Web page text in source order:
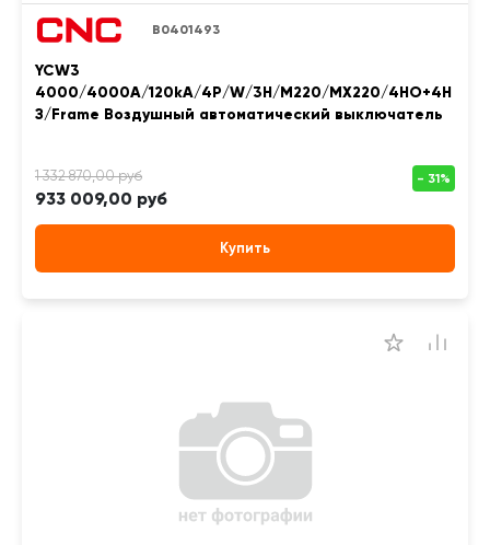
B0401493
YCW3
4000/4000A/120kA/4P/W/3H/M220/MX220/4НО+4Н
З/Frame Воздушный автоматический выключатель
933 009,00 руб
Купить